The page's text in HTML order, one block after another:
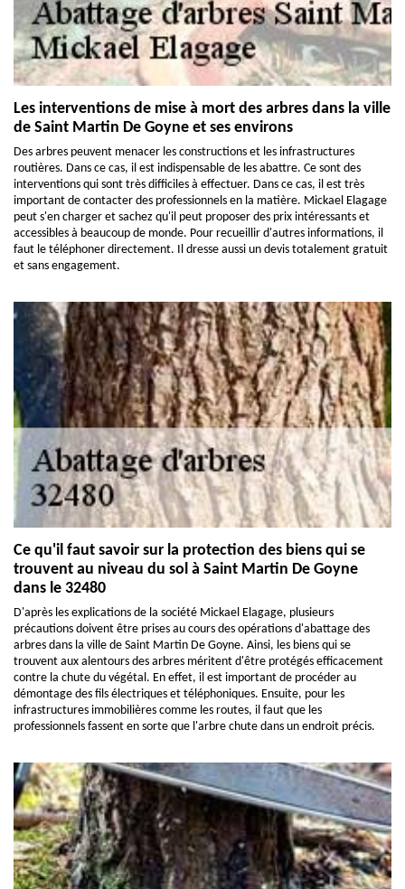
Les interventions de mise à mort des arbres dans la ville
de Saint Martin De Goyne et ses environs
Des arbres peuvent menacer les constructions et les infrastructures
routières. Dans ce cas, il est indispensable de les abattre. Ce sont des
interventions qui sont très difficiles à effectuer. Dans ce cas, il est très
important de contacter des professionnels en la matière. Mickael Elagage
peut s'en charger et sachez qu'il peut proposer des prix intéressants et
accessibles à beaucoup de monde. Pour recueillir d'autres informations, il
faut le téléphoner directement. Il dresse aussi un devis totalement gratuit
et sans engagement.
Ce qu'il faut savoir sur la protection des biens qui se
trouvent au niveau du sol à Saint Martin De Goyne
dans le 32480
D'après les explications de la société Mickael Elagage, plusieurs
précautions doivent être prises au cours des opérations d'abattage des
arbres dans la ville de Saint Martin De Goyne. Ainsi, les biens qui se
trouvent aux alentours des arbres méritent d'être protégés efficacement
contre la chute du végétal. En effet, il est important de procéder au
démontage des fils électriques et téléphoniques. Ensuite, pour les
infrastructures immobilières comme les routes, il faut que les
professionnels fassent en sorte que l'arbre chute dans un endroit précis.